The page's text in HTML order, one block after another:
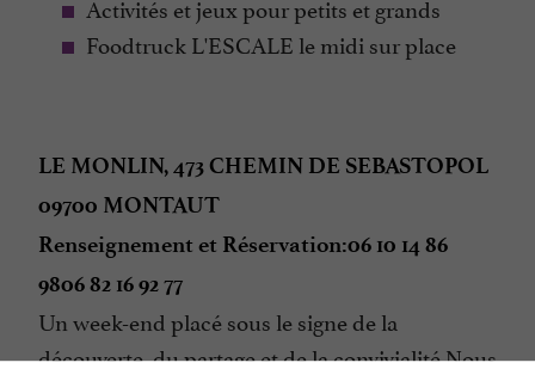
Activités et jeux pour petits et grands
Foodtruck L'ESCALE le midi sur place
LE MONLIN, 473 CHEMIN DE SEBASTOPOL
09700 MONTAUT
Renseignement et Réservation:06 10 14 86
9806 82 16 92 77
Un week-end placé sous le signe de la
découverte, du partage et de la convivialité.Nous